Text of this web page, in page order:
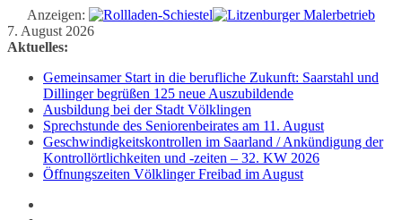
Anzeigen:
Zum
Inhalt
7. August 2026
Aktuelles:
Gemeinsamer Start in die berufliche Zukunft: Saarstahl und
Dillinger begrüßen 125 neue Auszubildende
Ausbildung bei der Stadt Völklingen
Sprechstunde des Seniorenbeirates am 11. August
Geschwindigkeitskontrollen im Saarland / Ankündigung der
Kontrollörtlichkeiten und -zeiten – 32. KW 2026
Öffnungszeiten Völklinger Freibad im August